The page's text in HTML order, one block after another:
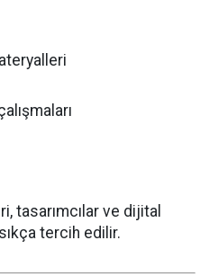
tasarımcılar ve dijital
tercih edilir.